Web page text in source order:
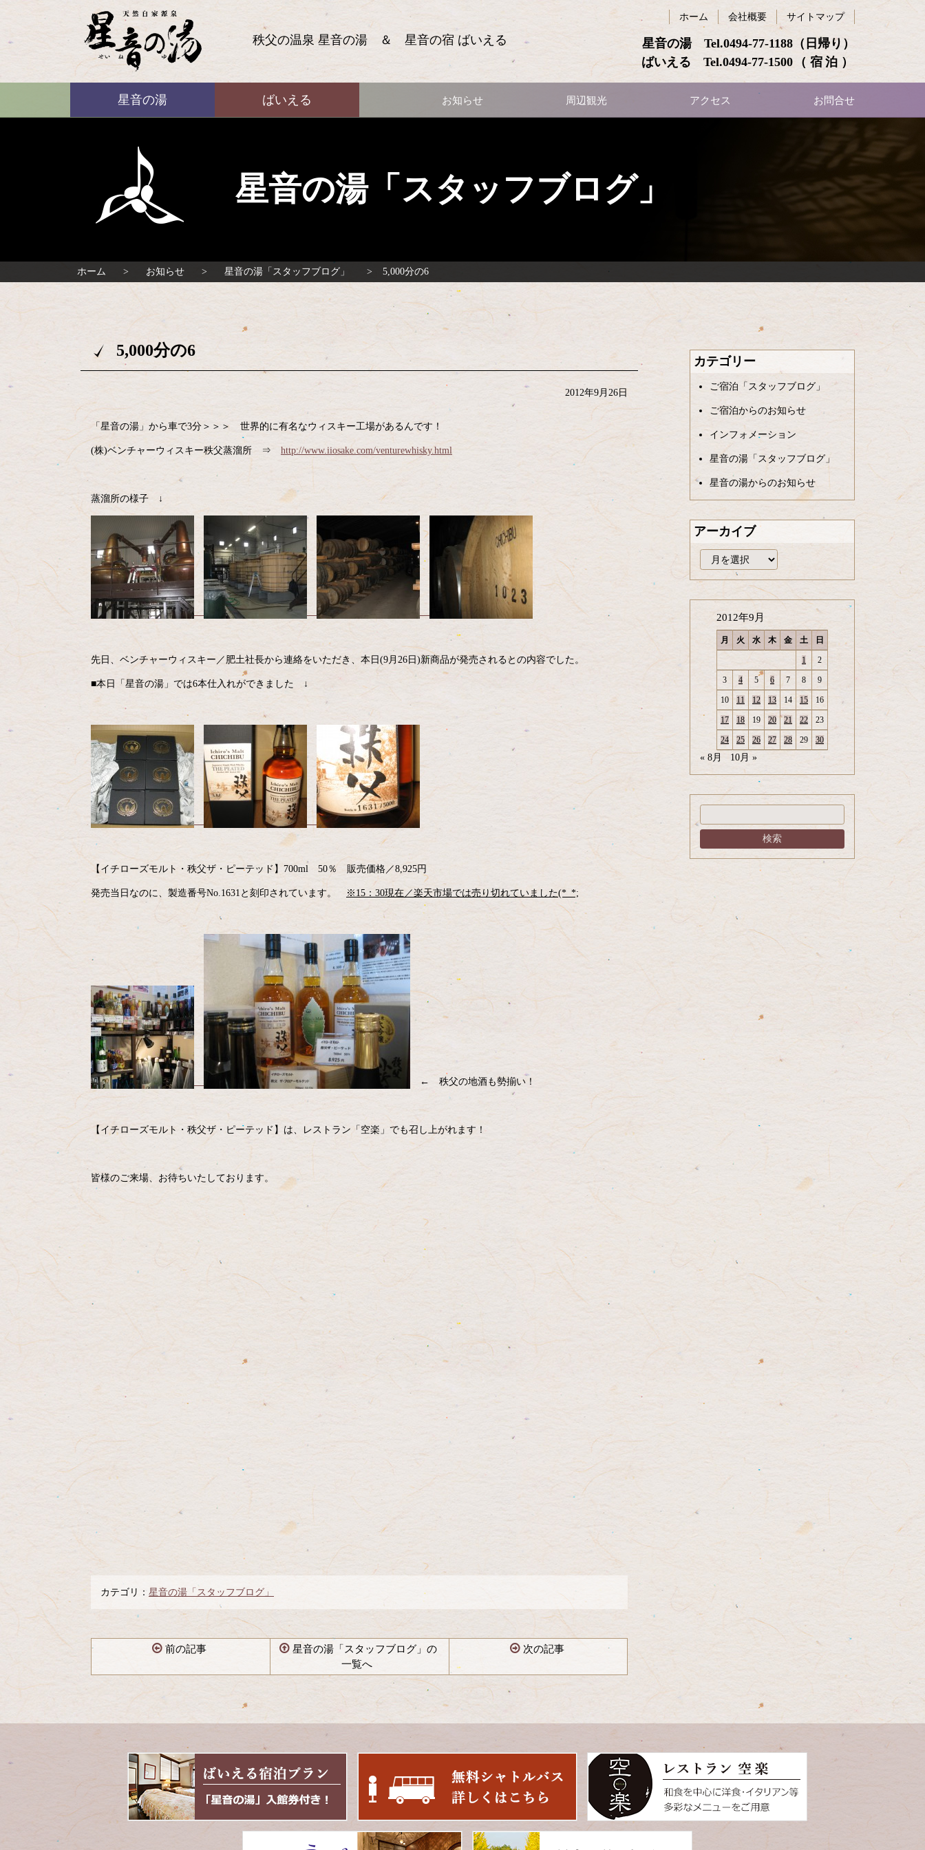
ばいえる
秩父の温泉 星音の湯 ＆ 星音の宿 ばいえる 星音の湯 Tel.0494-77-1188 （日帰り）
ばいえる Tel.0494-77-1500 （宿泊）
ホーム 会社概要 サイトマップ
星音の湯 ばいえる お知らせ 周辺観光 アクセス お問合せ
星音の湯「スタッフブログ」
ホーム お知らせ 星音の湯「スタッフブログ」 5,000分の6
カテゴリー
ご宿泊「スタッフブログ」
ご宿泊からのお知らせ
インフォメーション
星音の湯「スタッフブログ」
星音の湯からのお知らせ
アーカイブ
ー
カ
イ
2012年9月
月 火 水 木 金 土 日
1 2
3 4 5 6 7 8 9
10 11 12 13 14 15 16
17 18 19 20 21 22 23
24 25 26 27 28 29 30
« 8月 10月 »
5,000分の6
2012年9月26日
「星音の湯」から車で3分＞＞＞ 世界的に有名なウィスキー工場があるんです！
(株)ベンチャーウィスキー秩父蒸溜所 ⇒ http://www.iiosake.com/venturewhisky.html
蒸溜所の様子 ↓
先日、ベンチャーウィスキー／肥土社長から連絡をいただき、本日(9月26日)新商品が発売されるとの内容でした。
■本日「星音の湯」では6本仕入れができました ↓
【イチローズモルト・秩父ザ・ピーテッド】700ml 50％ 販売価格／8,925円
発売当日なのに、製造番号No.1631と刻印されています。 ※15：30現在／楽天市場では売り切れていました(*_*;
← 秩父の地酒も勢揃い！
【イチローズモルト・秩父ザ・ピーテッド】は、レストラン「空楽」でも召し上がれます！
皆様のご来場、お待ちいたしております。
カテゴリ： 星音の湯「スタッフブログ」
前の記事
星音の湯「スタッフブログ」の
一覧へ
次の記事
ン
頭
へ
の